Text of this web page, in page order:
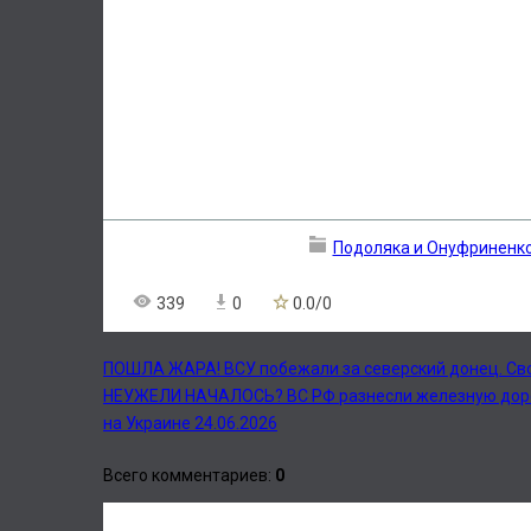
Подоляка и
339 0 0.0/0
ПОШЛА ЖАРА! ВСУ побежали за северский донец.
НЕУЖЕЛИ НАЧАЛОСЬ? ВС РФ разнесли железную
на Украине 24.06.2026
Всего комментариев: 0